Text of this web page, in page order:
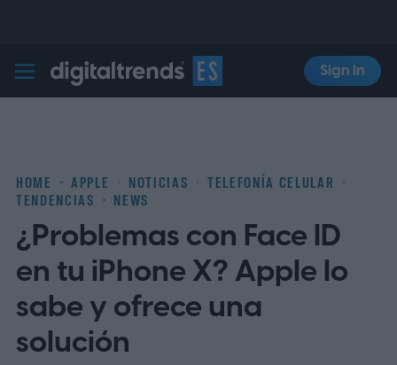
Digital Trends Español
Sign In
HOME APPLE NOTICIAS
TELEFONÍA CELULAR
TENDENCIAS
NEWS
¿Problemas con Face ID
en tu iPhone X? Apple lo
sabe y ofrece una
solución